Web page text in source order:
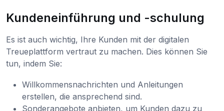
Kundeneinführung und -schulung
Es ist auch wichtig, Ihre Kunden mit der digitalen
Treueplattform vertraut zu machen. Dies können Sie
tun, indem Sie:
Willkommensnachrichten und Anleitungen
erstellen, die ansprechend sind.
Sonderangebote anbieten, um Kunden dazu zu